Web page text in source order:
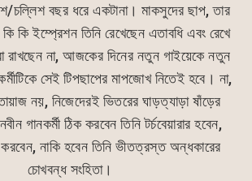
চল্লিশ বছর ধরে একটানা। মাকসুদের ছাপ, তার
কি ইম্প্রেশন তিনি রেখেছেন এতাবধি এবং রেখে
রাখছেন না, আজকের দিনের নতুন গাইয়েকে নতুন
সেই টিপছাপের মাপজোখ নিতেই হবে। না,
নয়, নিজেদেরই ভিতরের ঘাড়ত্যাড়া ষাঁড়ের
গানকর্মী ঠিক করবেন তিনি টর্চবেয়ারার হবেন,
নাকি হবেন তিনি ভীতত্রস্ত অন্ধকারের
চোখবন্ধ সংহিতা।